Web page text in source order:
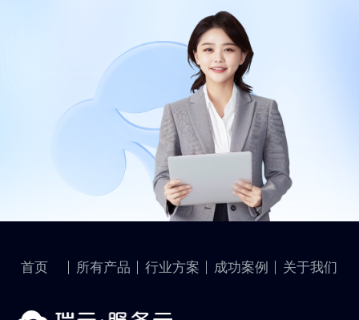
首页 所有产品 行业方案 成功案例 关于我们